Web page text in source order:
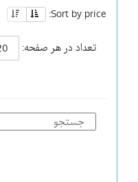
Sort by price:
تعداد در هر صفحه: